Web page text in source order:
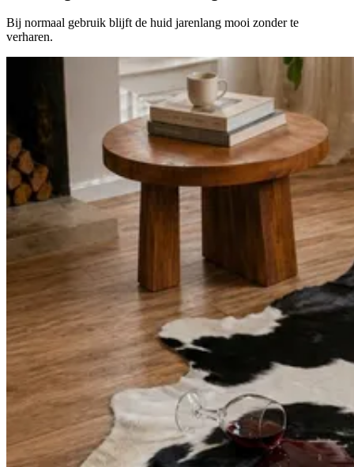
Bij normaal gebruik blijft de huid jarenlang mooi zonder te
verharen.